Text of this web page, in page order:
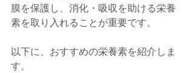
膜を保護し、消化・吸収を助ける栄養
素を取り入れることが重要です。
以下に、おすすめの栄養素を紹介しま
す。